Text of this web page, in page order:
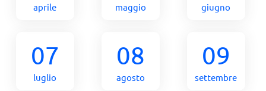
aprile maggio giugno
07
luglio
08
agosto
09
settembre